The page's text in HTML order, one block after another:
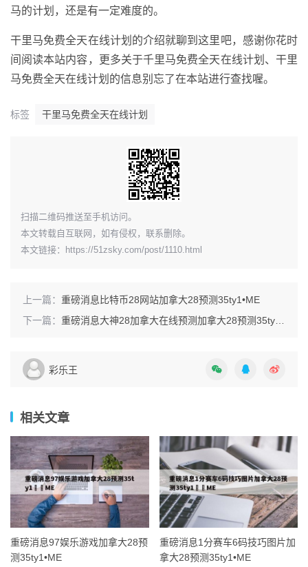
马的计划，还是有一定难度的。
干里马免费全天在线计划的介绍就聊到这里吧，感谢你花时
间阅读本站内容，更多关于千里马免费全天在线计划、干里
马免费全天在线计划的信息别忘了在本站进行查找喔。
标签 干里马免费全天在线计划
​扫描二维码推送至手机访问。
本文转载自互联网，如有侵权，联系删除。
本文链接： https://51zsky.com/post/1110.html
上一篇： 重磅消息比特币28网站加拿大28预测35ty1 •ME
下一篇： 重磅消息大神28加拿大在线预测加拿大28预测35ty1 •ME
彩乐王
相关文章
重磅消息97娱乐游戏加拿大28预
测35ty1 •ME
重磅消息1分赛车6码技巧图片加
拿大28预测35ty1 •ME